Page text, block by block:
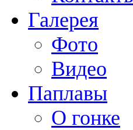
Галерея
Фото
Видео
Паплавы
О гонке